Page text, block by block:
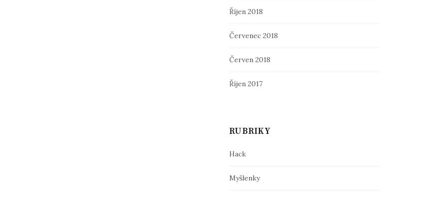
Říjen 2018
Červenec 2018
Červen 2018
Říjen 2017
RUBRIKY
Hack
Myšlenky